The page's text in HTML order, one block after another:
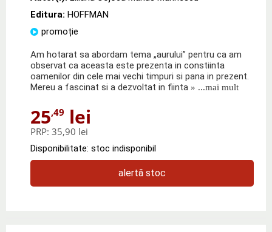
Editura: HOFFMAN
promoție
Am hotarat sa abordam tema „aurului” pentru ca am
observat ca aceasta este prezenta in constiinta
oamenilor din cele mai vechi timpuri si pana in prezent.
Mereu a fascinat si a dezvoltat in fiinta » ...mai mult
25,49 lei
PRP: 35,90 lei
Disponibilitate: stoc indisponibil
alertă stoc